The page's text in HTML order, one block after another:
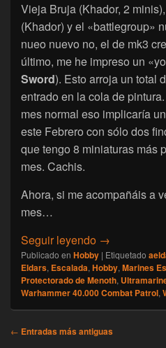
Vieja Bruja (Khador, 2
(Khador) y el «battlegroup»
nueo nuevo no, el de mk3
último, me he impreso un
Sword). Esto arroja un total
entrado en la cola de
mes normal eso implicaría
este Febrero con sólo dos
que tengo 8 miniaturas más
mes. Cachis.
Ahora, si me acompañáis a
mes…
Seguir leyendo [Escalada]
→
Publicado en Hobby | Etiquetado
Eldars, Escalada, Hobby, Marines
Protectorado de Menoth,
Warhammer 40.000 Combat Patrol,
Navegación
← Entradas más antiguas